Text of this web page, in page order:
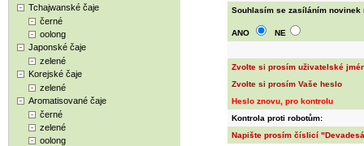
Tchajwanské čaje
černé
oolong
Japonské čaje
zelené
Korejské čaje
zelené
Aromatisované čaje
černé
zelené
oolong
Souhlasím se zasíláním novinek
ANO NE
Zvolte si prosím uživatelské
Zvolte si prosím Vaše heslo
Heslo znovu, pro kontrolu
Kontrola proti robotům:
Napište prosím číslicí